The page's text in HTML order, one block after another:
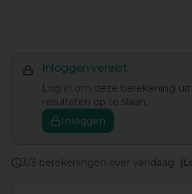
tussen de 30 en 60 liter
60°C). De standaardwaarde
calculator is 50 liter per
realistisch gemiddelde voor
huishouden bepaalt zowel
Inloggen vereist
Log in om deze berekening
resultaten op te slaan.
Inloggen
3/3 berekeningen over vandaag